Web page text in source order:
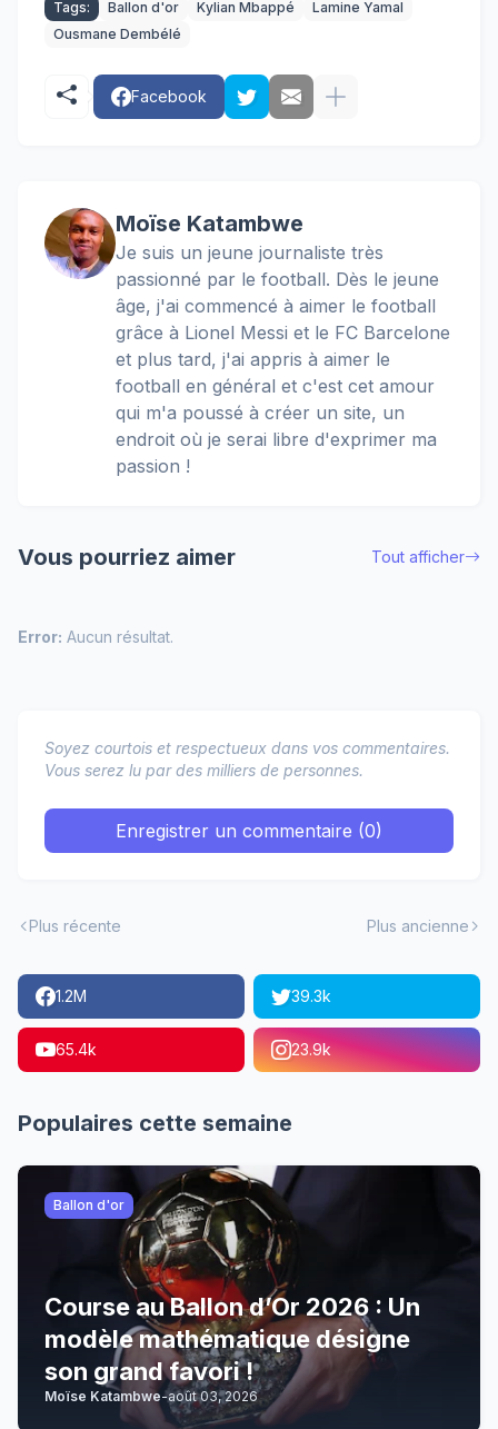
Tags: Ballon d'or Kylian Mbappé
Lamine Yamal
Ousmane Dembélé
Facebook
Moïse Katambwe
Je suis un jeune journaliste très
passionné par le football. Dès le jeune
âge, j'ai commencé à aimer le football
grâce à Lionel Messi et le FC Barcelone
et plus tard, j'ai appris à aimer le
football en général et c'est cet amour
qui m'a poussé à créer un site, un
endroit où je serai libre d'exprimer ma
passion !
Vous pourriez aimer Tout afficher
Error: Aucun résultat.
Soyez courtois et respectueux dans vos commentaires.
Vous serez lu par des milliers de personnes.
Enregistrer un commentaire (0)
Plus récente Plus ancienne
1.2M 39.3k
65.4k 23.9k
Populaires cette semaine
Ballon d'or
Course au Ballon d’Or 2026 : Un
modèle mathématique désigne
son grand favori !
Moïse Katambwe-août 03, 2026